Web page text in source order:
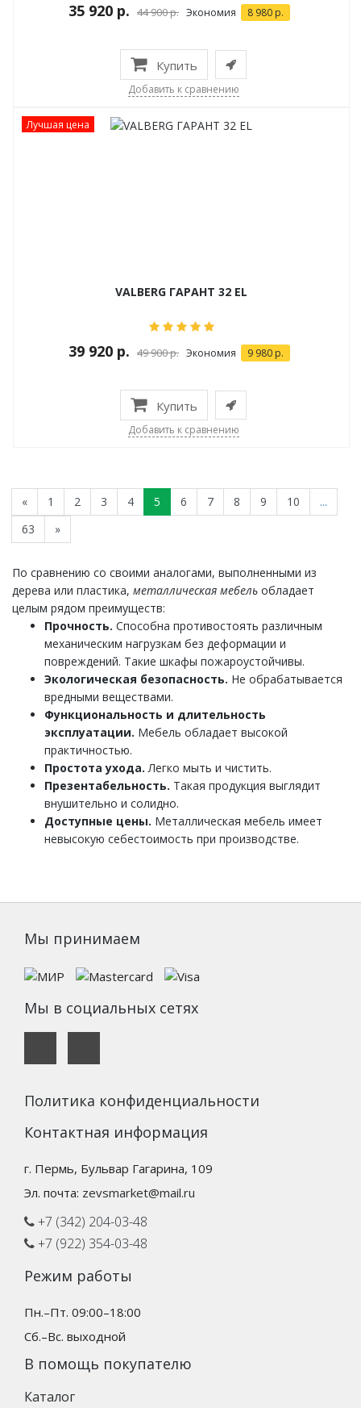
35 920 р. 44 900 р. Экономия 8 980 р.
Купить
Добавить к сравнению
Лучшая цена
VALBERG ГАРАНТ 32 EL
39 920 р. 49 900 р. Экономия 9 980 р.
Купить
Добавить к сравнению
« 1 2 3 4 5 6 7 8 9 10
...
63
»
По сравнению со своими аналогами, выполненными из
дерева или пластика, металлическая мебель обладает
целым рядом преимуществ:
Прочность. Способна противостоять различным
механическим нагрузкам без деформации и
повреждений. Такие шкафы пожароустойчивы.
Экологическая безопасность. Не обрабатывается
вредными веществами.
Функциональность и длительность
эксплуатации. Мебель обладает высокой
практичностью.
Простота ухода.Легко мыть и чистить.
Презентабельность. Такая продукция выглядит
внушительно и солидно.
Доступные цены. Металлическая мебель имеет
невысокую себестоимость при производстве.
Мы принимаем
Мы в социальных сетях
Политика конфиденциальности
Контактная информация
г. Пермь, Бульвар Гагарина, 109
Эл. почта: zevsmarket@mail.ru
+7 (342) 204-03-48
+7 (922) 354-03-48
Режим работы
Пн.–Пт. 09:00–18:00
Сб.–Вс. выходной
В помощь покупателю
Каталог